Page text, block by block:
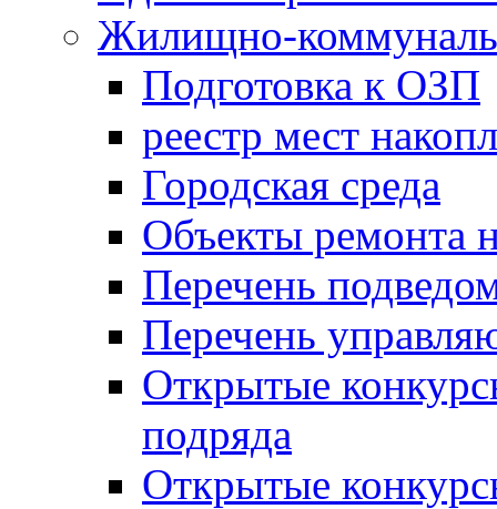
Жилищно-
Подготовка к ОЗП
реестр мест
Городская среда
Объекты ремонта
Перечень
Перечень
Открытые
подряда
Открытые